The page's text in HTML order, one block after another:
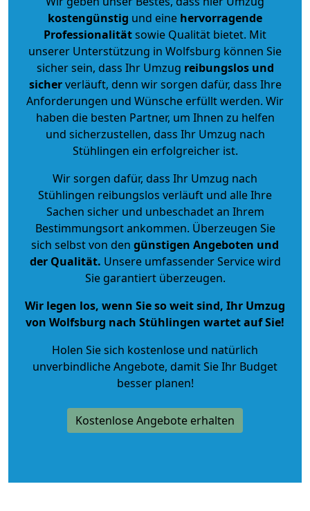
kostengünstig und eine hervorragende
Professionalitätsowie Qualität bietet. Mit
unserer Unterstützung in Wolfsburg können Sie
sicher sein, dass Ihr Umzug reibungslos und
sicherverläuft, denn wir sorgen dafür, dass Ihre
Anforderungen und Wünsche erfüllt werden. Wir
haben die besten Partner, um Ihnen zu helfen
und sicherzustellen, dass Ihr Umzug nach
Stühlingen ein erfolgreicher ist.
Wir sorgen dafür, dass Ihr Umzug nach
Stühlingen reibungslos verläuft und alle Ihre
Sachen sicher und unbeschadet an Ihrem
Bestimmungsort ankommen. Überzeugen Sie
sich selbst von den günstigen Angeboten und
der Qualität. Unsere umfassender Service wird
Sie garantiert überzeugen.
Wir legen los, wenn Sie so weit sind, Ihr Umzug
von Wolfsburg nach Stühlingen wartet auf Sie!
Holen Sie sich kostenlose und natürlich
unverbindliche Angebote, damit Sie Ihr Budget
besser planen!
Kostenlose Angebote erhalten